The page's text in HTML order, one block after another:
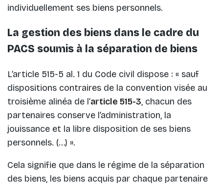
individuellement ses biens personnels.
La gestion des biens dans le cadre du
PACS soumis à la séparation de biens
L’article 515-5 al. 1 du Code civil dispose : « sauf
dispositions contraires de la convention visée au
troisième alinéa de l’article 515-3, chacun des
partenaires conserve l’administration, la
jouissance et la libre disposition de ses biens
personnels. (…) ».
Cela signifie que dans le régime de la séparation
des biens, les biens acquis par chaque partenaire